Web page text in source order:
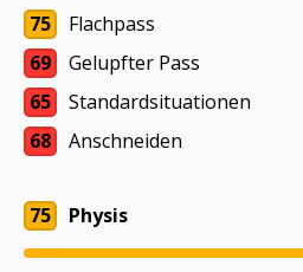
75
Flachpass
69
Gelupfter Pass
65
Standardsituationen
68
Anschneiden
75 Physis